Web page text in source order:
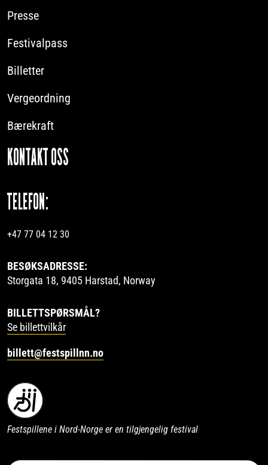
Presse
Festivalpass
Billetter
Vergeordning
Bærekraft
KONTAKT OSS
TELEFON:
+47 77 04 12 30
BESØKSADRESSE:
Storgata 18, 9405 Harstad, Norway
BILLETTSPØRSMÅL?
Se billettvilkår
billett@festspillnn.no
Festspillene i Nord-Norge er en tilgjengelig festival